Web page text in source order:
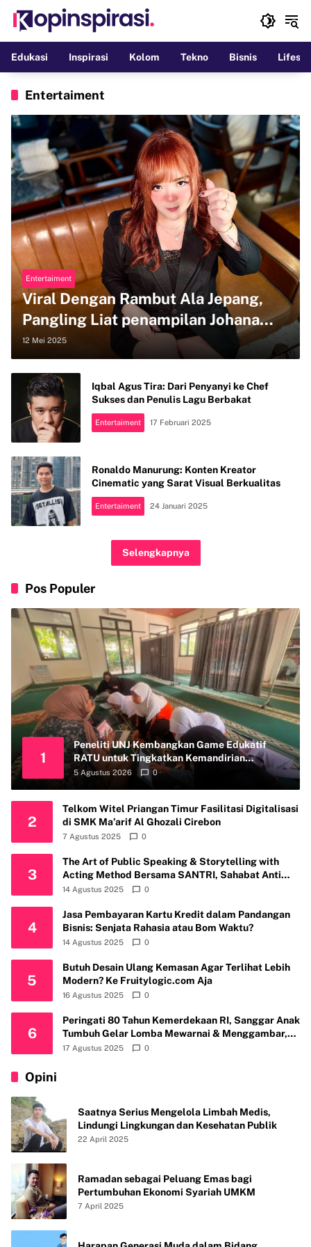
konten
Edukasi
Inspirasi Kolom Tekno Bisnis
Entertaiment
Entertaiment
Viral Dengan Rambut Ala Jepang,
Pangling Liat penampilan Johana
Ariel Suhendra dengan Poni Barunya
12 Mei 2025
Iqbal Agus Tira: Dari Penyanyi ke Chef
Sukses dan Penulis Lagu Berbakat
Entertaiment 17 Februari 2025
Ronaldo Manurung: Konten Kreator
Cinematic yang Sarat Visual Berkualitas
Entertaiment 24 Januari 2025
Selengkapnya
Pos Populer
1
Peneliti UNJ Kembangkan Game Edukatif
RATU untuk Tingkatkan Kemandirian
Perawatan Organ Reproduksi Anak Hambatan
5 Agustus 2026 0
2
Telkom Witel Priangan Timur Fasilitasi Digitalisasi
di SMK Ma’arif Al Ghozali Cirebon
7 Agustus 2025 0
3
The Art of Public Speaking & Storytelling with
Acting Method Bersama SANTRI, Sahabat Anti
Riba Kembali Gelar Workshop di Kota Depok
14 Agustus 2025 0
4
Jasa Pembayaran Kartu Kredit dalam Pandangan
Bisnis: Senjata Rahasia atau Bom Waktu?
14 Agustus 2025 0
5
Butuh Desain Ulang Kemasan Agar Terlihat Lebih
Modern? Ke Fruitylogic.com Aja
16 Agustus 2025 0
6
Peringati 80 Tahun Kemerdekaan RI, Sanggar Anak
Tumbuh Gelar Lomba Mewarnai & Menggambar,
Ajak Anak Cintai Batik Nusantara
17 Agustus 2025 0
Opini
Saatnya Serius Mengelola Limbah Medis,
Lindungi Lingkungan dan Kesehatan Publik
22 April 2025
Ramadan sebagai Peluang Emas bagi
Pertumbuhan Ekonomi Syariah UMKM
7 April 2025